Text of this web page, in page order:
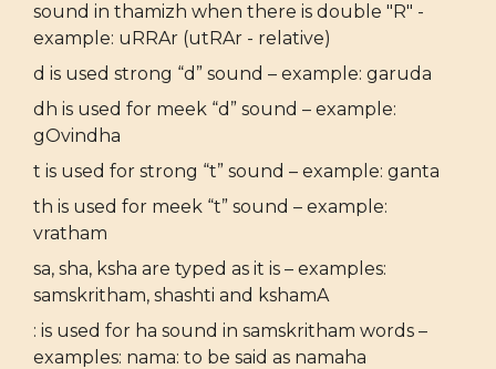
sound in thamizh when there is double "R" -
example: uRRAr (utRAr - relative)
d is used strong “d” sound – example: garuda
dh is used for meek “d” sound – example:
gOvindha
t is used for strong “t” sound – example: ganta
th is used for meek “t” sound – example:
vratham
sa, sha, ksha are typed as it is – examples:
samskritham, shashti and kshamA
: is used for ha sound in samskritham words –
examples: nama: to be said as namaha